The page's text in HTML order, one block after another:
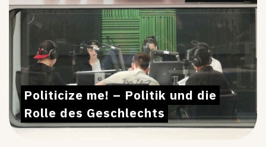
Politicize me! – Politik und die
Rolle des Geschlechts